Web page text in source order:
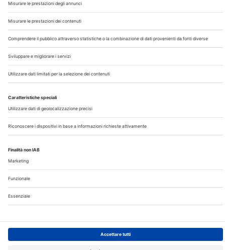
Chi Siamo
Contatti
Note Legali
Privacy
©2026 Edra S.p.a | www.edraspa.it | P.iva 08056040960
| Tel. 02/881841 | Sede legale: Viale Enrico Forlanini 21 -
Registrazione Tribunale di Milano n° 5578/2022 del
5/05/2022